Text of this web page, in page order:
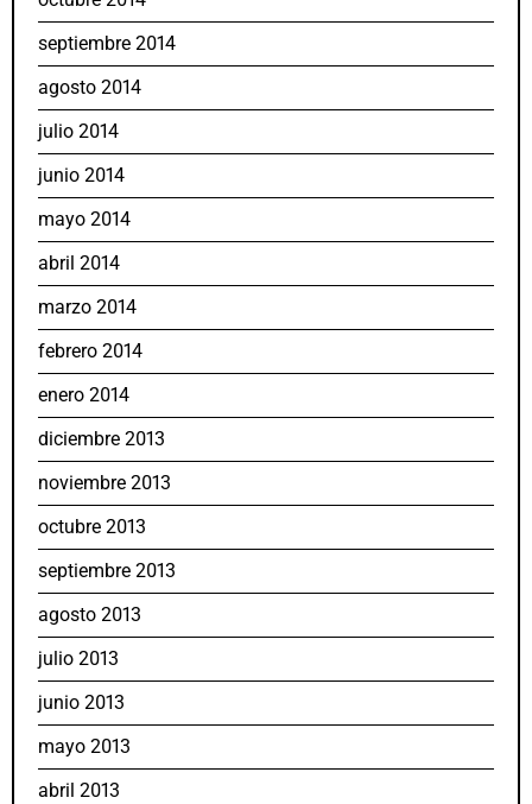
septiembre 2014
agosto 2014
julio 2014
junio 2014
mayo 2014
abril 2014
marzo 2014
febrero 2014
enero 2014
diciembre 2013
noviembre 2013
octubre 2013
septiembre 2013
agosto 2013
julio 2013
junio 2013
mayo 2013
abril 2013